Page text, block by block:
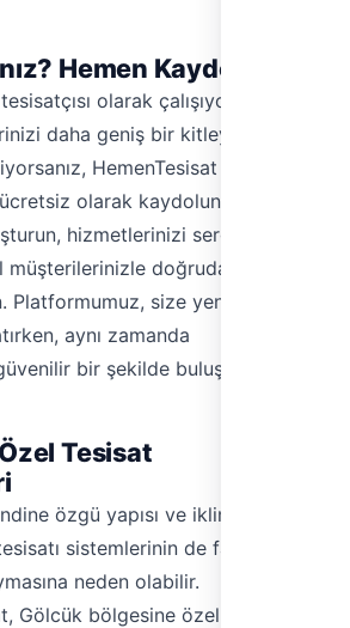
Hemen Kaydolun!
olarak çalışıyorsanız
daha geniş bir kitleye
HemenTesisat
olarak kaydolun.
hizmetlerinizi sergileyin
doğrudan
Platformumuz, size yeni iş
aynı zamanda
bir şekilde buluşmanızı
Tesisat
özgü yapısı ve iklim
sistemlerinin de farklı
neden olabilir.
Gölcük bölgesine özel olarak